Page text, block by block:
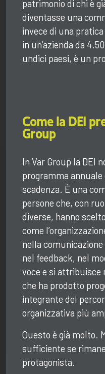
patrimonio di chi è
diventasse una
invece di una
in un’azienda da
undici paesi, è un
Come la DEI
Group
In Var Group la DEI
programma annuale
scadenza. È una
persone che, con
diverse, hanno
come
nella
nel feedback, nel
voce e si
che ha prodotto
integrante del
organizzativa più
Questo è già molto.
sufficiente se
protagonista.